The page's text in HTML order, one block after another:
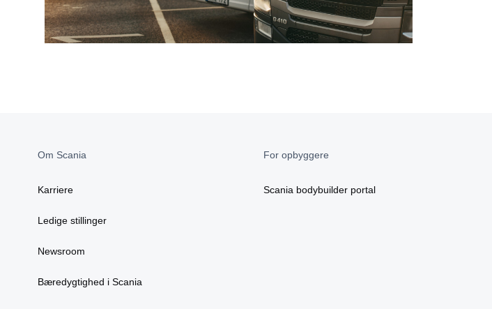
Om Scania
Karriere
Ledige stillinger
Newsroom
Bæredygtighed i Scania
For opbyggere
Scania bodybuilder portal